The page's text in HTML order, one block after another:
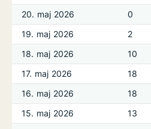
20. maj 2026
0
19. maj 2026
2
18. maj 2026
10
17. maj 2026
18
16. maj 2026
18
15. maj 2026
13